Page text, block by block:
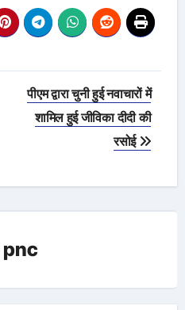
पीएम द्वारा चुनी हुई नवाचारों में
शामिल हुई जीविका दीदी की
रसोई
pnc